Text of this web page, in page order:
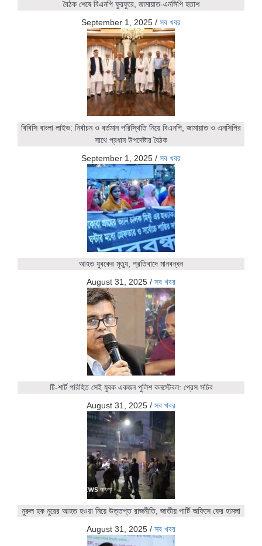
বৈঠক শেষে বিএনপি ফুরফুরে, জামায়াত-এনসিপি হতাশ
September 1, 2025 / সব খবর
বিবিসি বাংলা লাইভ: নির্বাচন ও বর্তমান পরিস্থিতি নিয়ে বিএনপি, জামায়াত ও এনসিপির
সাথে প্রধান উপদেষ্টার বৈঠক
September 1, 2025 / সব খবর
আহত যুবকের মৃত্যু, প্রতিবাদে মানবন্ধন
August 31, 2025 / সব খবর
টি-শার্ট পরিহিত সেই যুবক একজন পুলিশ কনস্টেবল: প্রেস সচিব
August 31, 2025 / সব খবর
নুরুল হক নুরের আহত হওয়া নিয়ে উত্তপ্ত রাজনীতি, জাতীয় পার্টি অফিসে ফের হামলা
August 31, 2025 / সব খবর